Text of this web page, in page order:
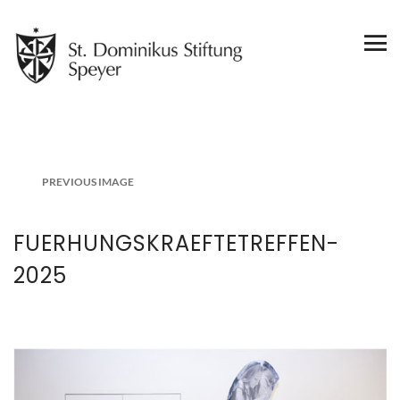
PREVIOUS IMAGE
FUERHUNGSKRAEFTETREFFEN-
2025